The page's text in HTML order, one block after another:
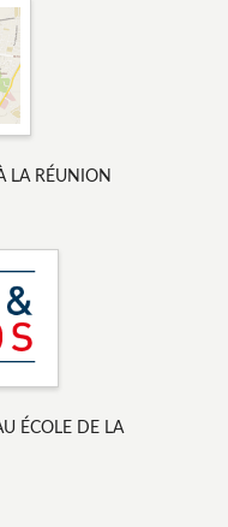
LA RÉUNION
ÉCOLE DE LA